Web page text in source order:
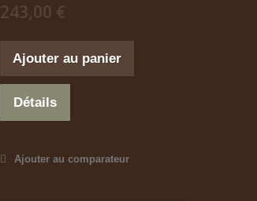
243,00 €
Ajouter au panier
Détails
Ajouter au comparateur